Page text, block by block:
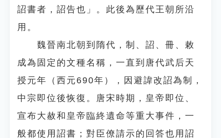
詔書者，詔告也」。此後為歷代王朝所沿
用。
魏晉南北朝到隋代，制、詔、冊、敕
成為固定的文種名稱，一直到唐代武后天
授元年（西元690年），因避諱改詔為制，
中宗即位後恢復。唐宋時期，皇帝即位、
宣布大赦和皇帝臨終遺命等重大事件，一
般都使用詔書；對臣僚請示的回答也用詔